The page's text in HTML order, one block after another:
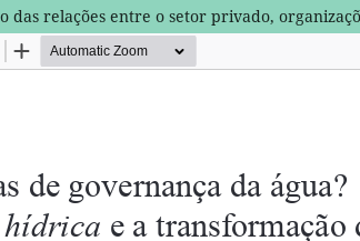
relações entre o setor privado,